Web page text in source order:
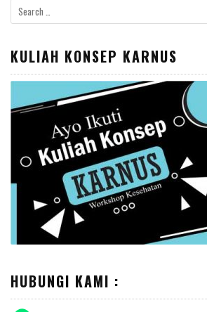
Search
for:
KULIAH KONSEP KARNUS
HUBUNGI KAMI :